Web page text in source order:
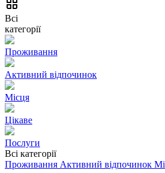
Всі
категорії
Проживання
Активний відпочинок
Місця
Цікаве
Послуги
Всі категорії
Проживання Активний відпочинок